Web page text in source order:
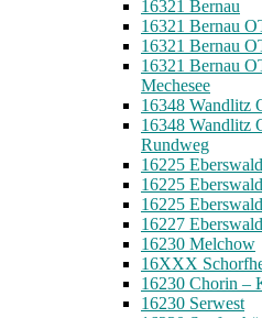
16321 Bernau
16321 Bernau
16321 Bernau
16321 Bernau
Mechesee
16348 Wandlitz
16348 Wandlitz
Rundweg
16225
16225
16225
16227
16230 Melchow
16XXX
16230 Chorin –
16230 Serwest